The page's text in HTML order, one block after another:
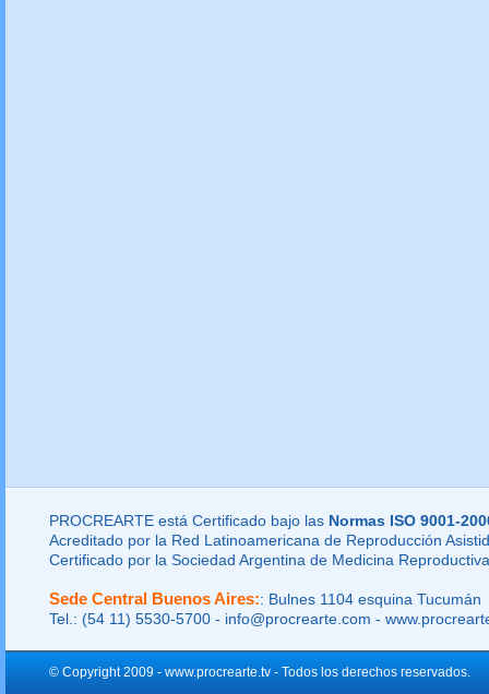
PROCREARTE está Certificado bajo las Normas ISO 9001-
Acreditado por la Red Latinoamericana de Reproducción
Certificado por la Sociedad Argentina de Medicina
Sede Central Buenos Aires:: Bulnes 1104 esquina Tucumán
Tel.: (54 11) 5530-5700 - info@procrearte.com -
© Copyright 2009 - www.procrearte.tv - Todos los derechos reservados.